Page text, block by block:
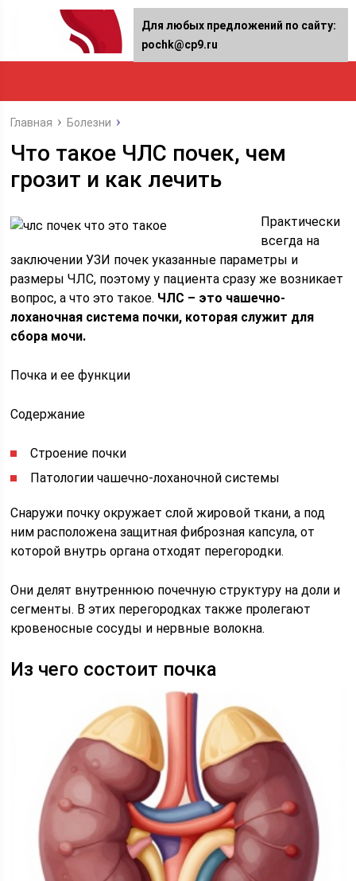
Главная Болезни
Что такое ЧЛС почек, чем
грозит и как лечить
Практически
всегда на
заключении УЗИ почек указанные параметры и
размеры ЧЛС, поэтому у пациента сразу же возникает
вопрос, а что это такое. ЧЛС – это чашечно-
лоханочная система почки, которая служит для
сбора мочи.
Почка и ее функции
Содержание
Строение почки
Патологии чашечно-лоханочной системы
Снаружи почку окружает слой жировой ткани, а под
ним расположена защитная фиброзная капсула, от
которой внутрь органа отходят перегородки.
Они делят внутреннюю почечную структуру на доли и
сегменты. В этих перегородках также пролегают
кровеносные сосуды и нервные волокна.
Из чего состоит почка
Для любых предложений по сайту:
pochk@cp9.ru